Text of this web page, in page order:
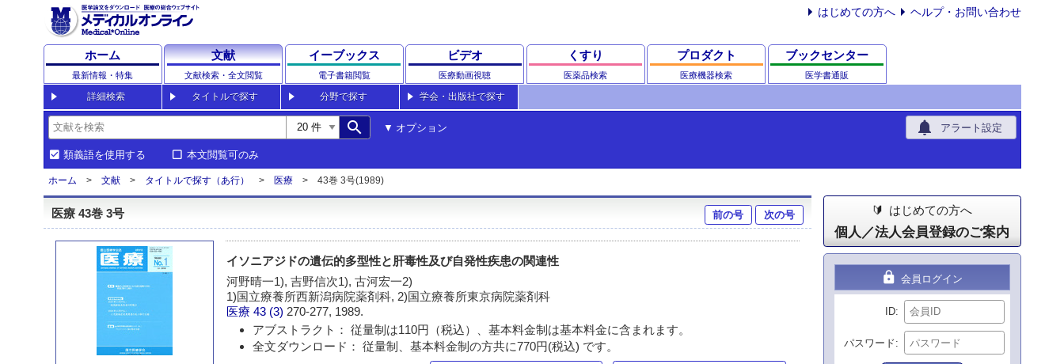
はじめての方へ ヘルプ・お問い合わせ
ホーム
最新情報・特集
文献
文献検索・全文閲覧
イーブックス
電子書籍閲覧
ビデオ
医療動画視聴
くすり
医薬品検索
プロダクト
医療機器検索
ブックセンター
医学書通販
詳細検索 タイトルで探す 分野で探す 学会・出版社で探す
search オプション notifications アラート設定
類義語を使用する 本文閲覧可のみ
ホーム 文献 タイトルで探す（あ行） 医療 43巻 3号(1989)
医療 43巻 3号 前の号 次の号
イソニアジドの遺伝的多型性と肝毒性及び自発性疾患の関連性
河野晴一1), 吉野信次1), 古河宏一2)
1)国立療養所西新潟病院薬剤科, 2)国立療養所東京病院薬剤科
医療 43 (3) 270-277, 1989.
アブストラクト： 従量制は110円（税込）、基本料金制は基本料金に含まれます。
全文ダウンロード： 従量制、基本料金制の方共に770円(税込) です。
はじめての方へ
個人／法人会員登録のご案内
lock 会員ログイン
ID
パスワード